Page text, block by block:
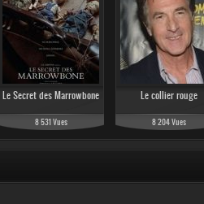
Le Secret des Marrowbone
8 531 Vues
Le collier rouge
8 204 Vues